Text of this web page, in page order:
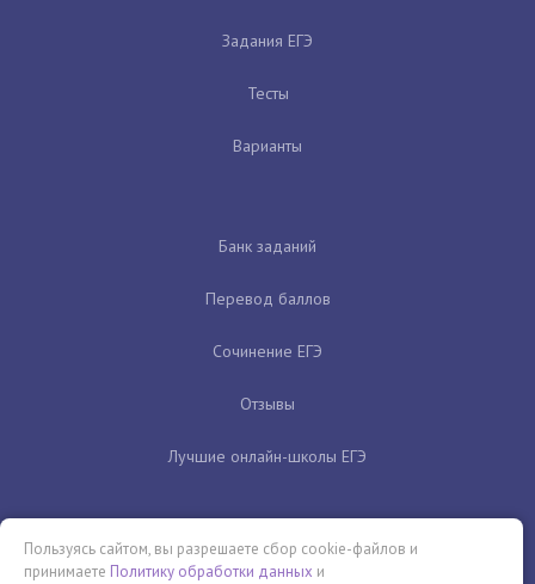
Задания ЕГЭ
Тесты
Варианты
Банк заданий
Перевод баллов
Сочинение ЕГЭ
Отзывы
Лучшие онлайн-школы ЕГЭ
Пользуясь сайтом, вы разрешаете сбор cookie-файлов и
принимаете Политику обработки данных и